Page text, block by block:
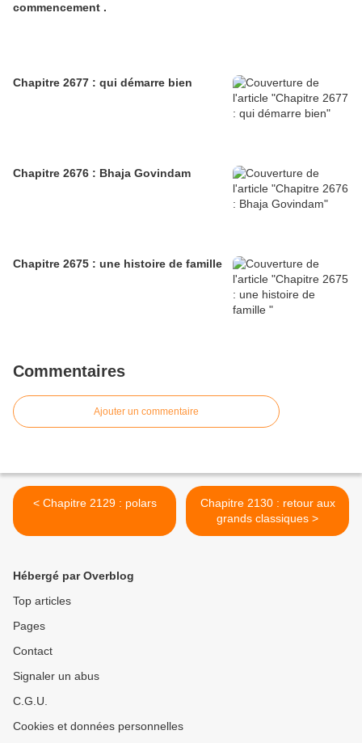
commencement .
Chapitre 2677 : qui démarre bien
Chapitre 2676 : Bhaja Govindam
Chapitre 2675 : une histoire de famille
Commentaires
Ajouter un commentaire
< Chapitre 2129 : polars
Chapitre 2130 : retour aux
grands classiques >
Hébergé par Overblog
Top articles
Pages
Contact
Signaler un abus
C.G.U.
Cookies et données personnelles